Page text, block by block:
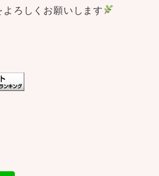
ろしくお願いします